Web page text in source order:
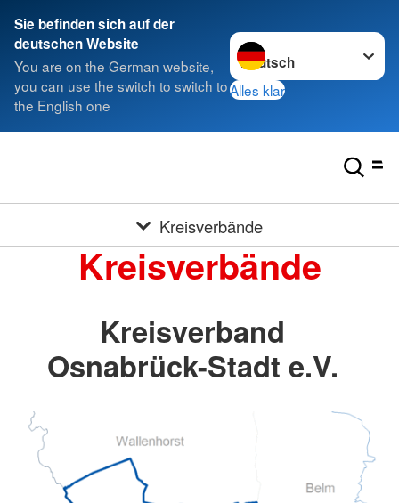
Sie befinden sich auf der
deutschen Website
You are on the German website,
you can use the switch to switch to
the English one
Sprache wechseln zu
Alles klar
Kreisverbände
Kreisverbände
Kreisverband
Osnabrück-Stadt e.V.